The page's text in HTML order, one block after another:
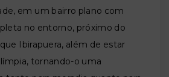
em um bairro plano com
no entorno, próximo do
Ibirapuera, além de estar
tornando-o uma